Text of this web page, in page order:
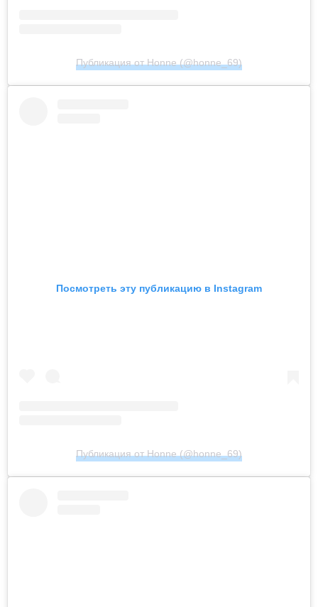
Публикация от Honne (@honne_69)
Посмотреть эту публикацию в Instagram
Публикация от Honne (@honne_69)